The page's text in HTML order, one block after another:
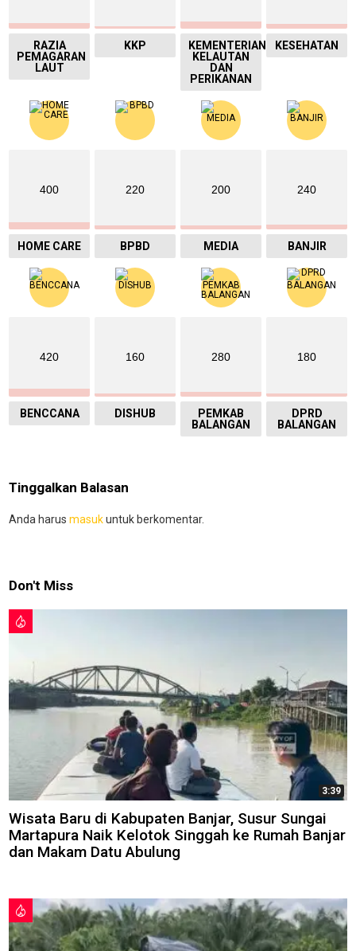
RAZIA
PEMAGARAN
LAUT
KKP
KEMENTERIAN
KELAUTAN
DAN
PERIKANAN
KESEHATAN
400
HOME CARE
220
BPBD
200
MEDIA
240
BANJIR
420
BENCCANA
160
DISHUB
280
PEMKAB
BALANGAN
180
DPRD
BALANGAN
Tinggalkan Balasan
Anda harus masukuntuk berkomentar.
Don't Miss
3:39
Wisata Baru di Kabupaten Banjar, Susur Sungai
Martapura Naik Kelotok Singgah ke Rumah Banjar
dan Makam Datu Abulung